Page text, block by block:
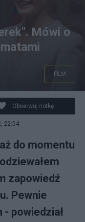
Mówi o
FILM
Obserwuj notkę
22:04
do momentu
zapowiedź
Pewnie
powiedział